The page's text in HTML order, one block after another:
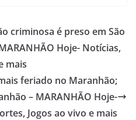
criminosa é preso em São
Hoje- Notícias,
mais
feriado no Maranhão;
– MARANHÃO Hoje-
Jogos ao vivo e mais